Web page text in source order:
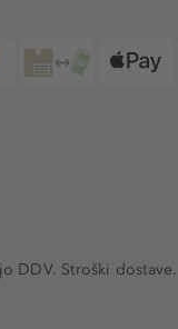
DDV. Stroški dostave.